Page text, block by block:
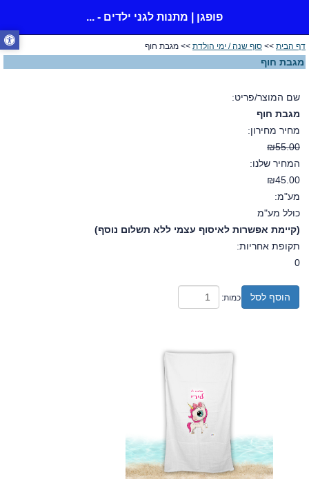
פופגן | מתנות לגני ילדים - ...
דף הבית >> סוף שנה / ימי הולדת >> מגבת חוף
מגבת חוף
שם המוצר/פריט:
מגבת חוף
מחיר מחירון:
₪55.00
המחיר שלנו:
₪45.00
מע"מ:
כולל מע"מ
(קיימת אפשרות לאיסוף עצמי ללא תשלום נוסף)
תקופת אחריות:
0
הוסף לסל כמות: